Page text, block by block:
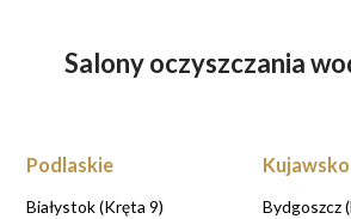
Salony oczyszczania
Podlaskie
Białystok (Kręta 9)
Bydgoszcz